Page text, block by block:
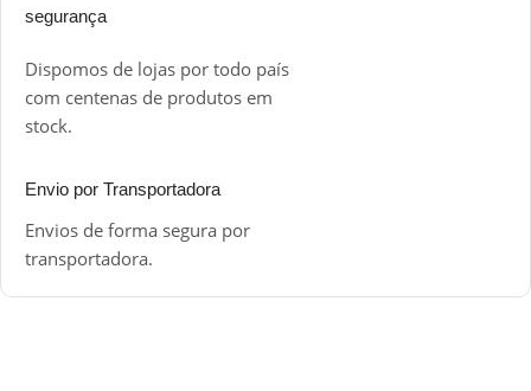
segurança
Dispomos de lojas por todo país
com centenas de produtos em
stock.
Envio por Transportadora
Envios de forma segura por
transportadora.